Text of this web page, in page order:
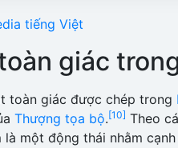
tiếng Việt
giác
toàn giác được chép trong
Thượng tọa bộ.[10] Theo
một động thái nhằm